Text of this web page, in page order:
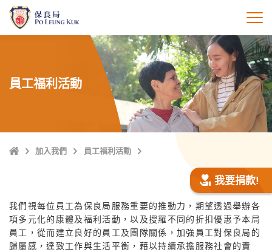
打
員工福利活動
主
加入我們 員工福利活動
我要捐款!
我們視每位員工為保良局服務重要的推動力，期望透過舉辦各
項多元化的康體及福利活動，以及搜羅不同的折扣優惠予本局
員工，從而建立良好的員工及團隊關係，加強員工對保良局的
歸屬感，達致工作與生活平衡，藉以持續承擔服務社會的責